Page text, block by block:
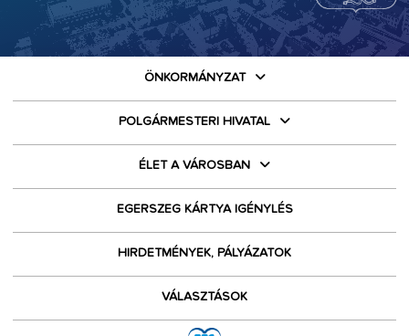
ÖNKORMÁNYZAT
POLGÁRMESTERI HIVATAL
ÉLET A VÁROSBAN
EGERSZEG KÁRTYA IGÉNYLÉS
HIRDETMÉNYEK, PÁLYÁZATOK
VÁLASZTÁSOK